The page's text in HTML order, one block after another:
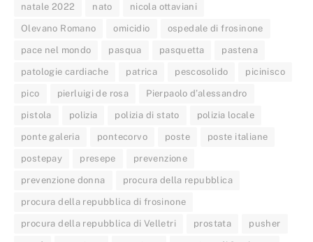
natale 2022 nato nicola ottaviani
Olevano Romano omicidio ospedale di frosinone
pace nel mondo pasqua pasquetta pastena
patologie cardiache patrica pescosolido picinisco
pico pierluigi de rosa Pierpaolo d’alessandro
pistola polizia polizia di stato polizia locale
ponte galeria pontecorvo poste poste italiane
postepay presepe prevenzione
prevenzione donna procura della repubblica
procura della repubblica di frosinone
procura della repubblica di Velletri prostata pusher